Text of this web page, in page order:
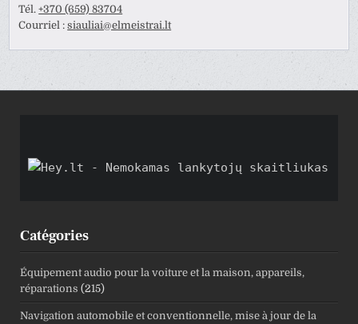
Tél.+370 (659) 83704
Courriel :siauliai@elmeistrai.lt
Catégories
Équipement audio pour la voiture et la maison, appareils,
réparations (215)
Navigation automobile et conventionnelle, mise à jour de la